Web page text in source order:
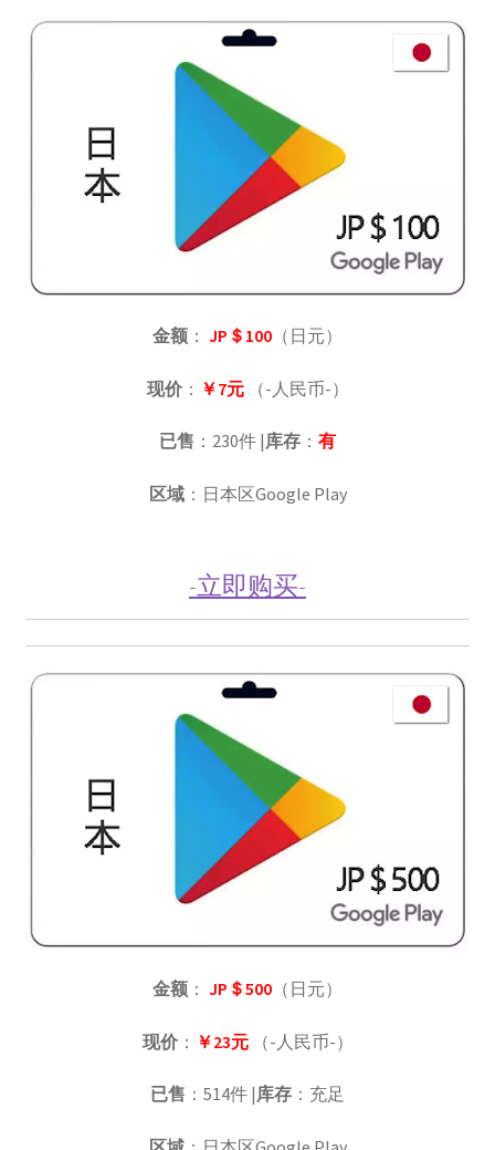
苹果礼品卡
苹果礼品卡付款页：
英国礼品卡
韩区礼品卡
账号驿站
金额 ： JP＄100 （日元）
现价： ￥7元（-人民币-）
已售 ：230件 |库存 ： 有
区域：日本区Google Play
-立即购买-
金额 ： JP＄500 （日元）
现价： ￥23元（-人民币-）
已售 ：514件 |库存 ：充足